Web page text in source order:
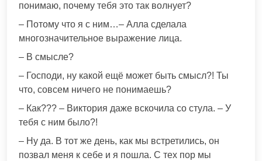
понимаю, почему тебя это так волнует?
– Потому что я с ним…– Алла сделала
многозначительное выражение лица.
– В смысле?
– Господи, ну какой ещё может быть смысл?! Ты
что, совсем ничего не понимаешь?
– Как??? – Виктория даже вскочила со стула. – У
тебя с ним было?!
– Ну да. В тот же день, как мы встретились, он
позвал меня к себе и я пошла. С тех пор мы